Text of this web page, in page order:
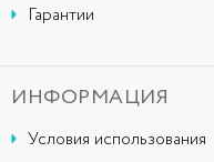
Гарантии
ИНФОРМАЦИЯ
Условия использования